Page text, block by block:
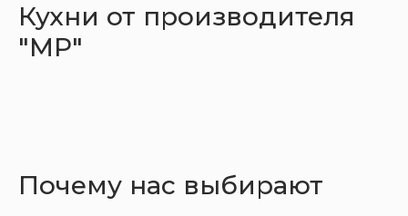
Кухни от производителя
"МР"
Почему нас выбирают